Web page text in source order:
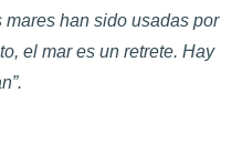
han sido usadas por
el mar es un retrete. Hay